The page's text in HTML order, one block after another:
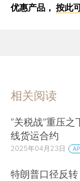
优惠产品，按此
相关阅读
“关税战”重压
线货运合约
2025年04月23日
特朗普口径反